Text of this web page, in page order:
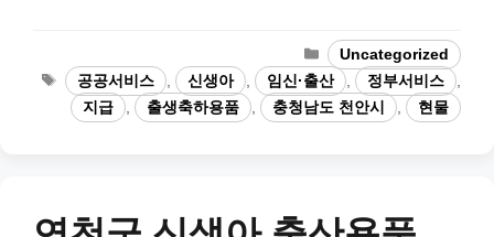
Categories
Uncategorized
Tags공공서비스 신생아 임신·출산 정부서비스
지급
출생축하용품 충청남도 천안시 현물